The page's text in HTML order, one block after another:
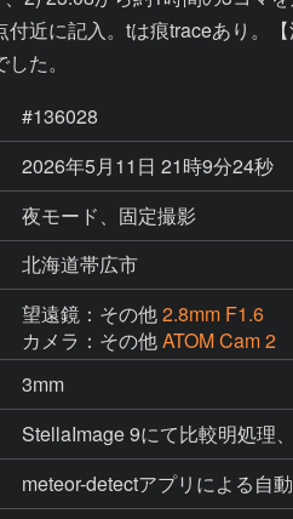
近に記入。tは痕traceあり。
た。
#136028
2026年5月11日 21時9分24秒
夜モード、固定撮影
北海道帯広市
望遠鏡：その他2.8mm F1.6
カメラ：その他ATOM Cam 2
3mm
StellaImage 9にて比較明処理
meteor-detectアプリによる自